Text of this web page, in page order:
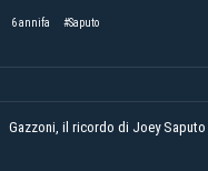
6 annifa #Saputo
Gazzoni, il ricordo di Joey Saputo